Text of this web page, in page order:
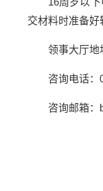
交材料时准备
领事大厅地
咨询电话：
咨询邮箱：